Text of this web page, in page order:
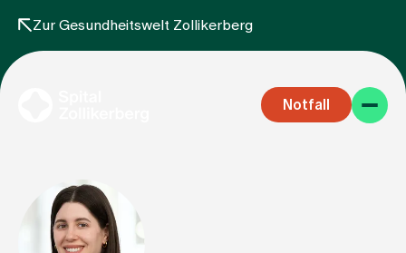
Zur Gesundheitswelt Zollikerberg
Notfall